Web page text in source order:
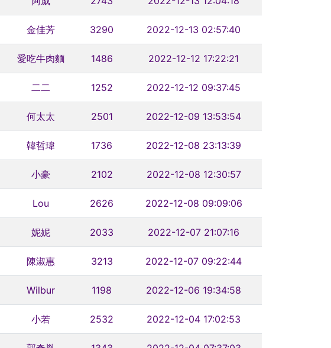
金佳芳 3290 2022-12-13 02:57:40
愛吃牛肉麵 1486 2022-12-12 17:22:21
二二 1252 2022-12-12 09:37:45
何太太 2501 2022-12-09 13:53:54
韓哲瑋 1736 2022-12-08 23:13:39
小豪 2102 2022-12-08 12:30:57
Lou 2626 2022-12-08 09:09:06
妮妮 2033 2022-12-07 21:07:16
陳淑惠 3213 2022-12-07 09:22:44
Wilbur 1198 2022-12-06 19:34:58
小若 2532 2022-12-04 17:02:53